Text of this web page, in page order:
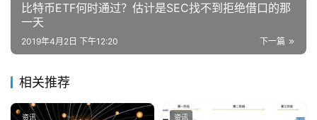
比特币ETF何时通过？估计是SEC找不到拒绝借口的那
一天
下一篇
2019年4月2日 下午12:20
相关推荐
资讯 资讯